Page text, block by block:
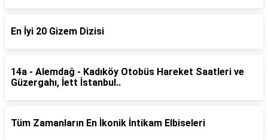
En İyi 20 Gizem Dizisi
14a - Alemdağ - Kadıköy Otobüs Hareket Saatleri ve
Güzergahı, İett İstanbul..
Tüm Zamanların En İkonik İntikam Elbiseleri